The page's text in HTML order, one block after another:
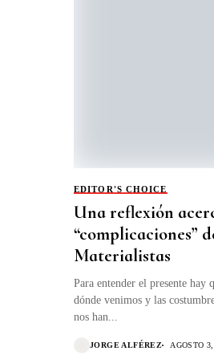
EDITOR'S CHOICE
Una reflexión
“complicaciones”
Materialistas
Para entender el presente hay
dónde venimos y las
nos han...
JORGE ALFÉREZ AGOSTO